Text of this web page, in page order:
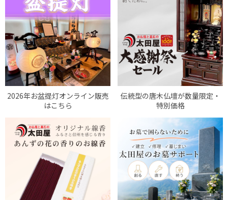
2026年お盆提灯オンライン販売
はこちら
伝統型の唐木仏壇が数量限定・
特別価格